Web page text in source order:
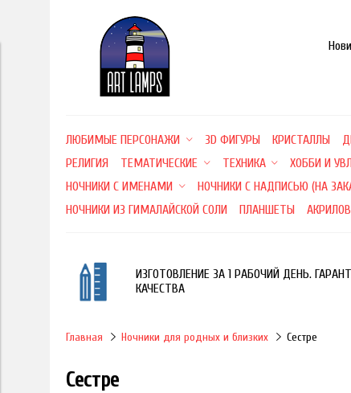
ЛЮБИМЫЕ ПЕРСОНАЖИ 3D ФИГУРЫ КРИСТАЛЛЫ
РЕЛИГИЯ
ТЕМАТИЧЕСКИЕ ТЕХНИКА ХОББИ И
НОЧНИКИ С ИМЕНАМИ
НОЧНИКИ С НАДПИСЬЮ (НА
НОЧНИКИ ИЗ ГИМАЛАЙСКОЙ СОЛИ
ПЛАНШЕТЫ
ИЗГОТОВЛЕНИЕ ЗА 1 РАБОЧИЙ ДЕНЬ.
КАЧЕСТВА
Главная Ночники для родных и близких Сестре
Сестре